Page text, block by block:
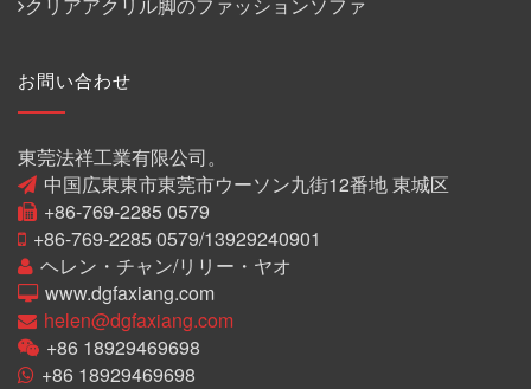
お問い合わせ
東莞法祥工業有限公司。
中国広東東市東莞市ウーソン九街12番地 東城区
+86-769-2285 0579
+86-769-2285 0579/13929240901
ヘレン・チャン/リリー・ヤオ
www.dgfaxiang.com
helen@dgfaxiang.com
+86 18929469698
+86 18929469698